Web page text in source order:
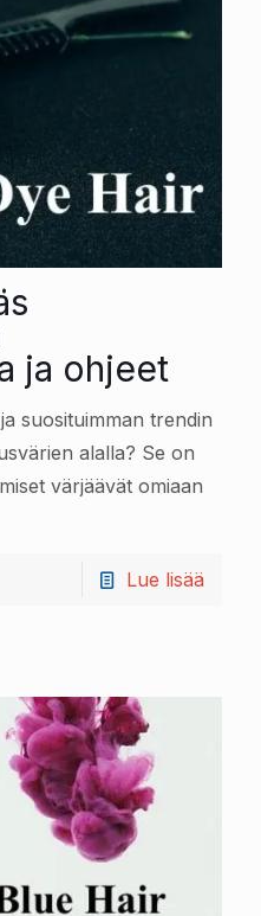
ja ohjeet
suosituimman trendin
alalla? Se on
värjäävät omiaan
Lue lisää